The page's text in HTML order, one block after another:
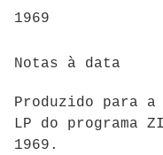
1969
Notas à data
Produzido para
LP do programa
1969.